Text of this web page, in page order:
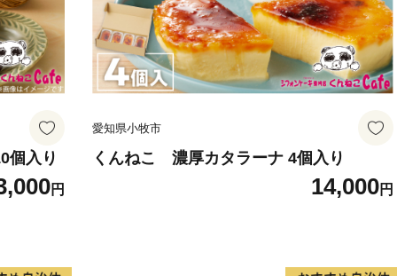
個入り
円
愛知県小牧市
くんねこ 濃厚カタラーナ 4個入り
14,000円